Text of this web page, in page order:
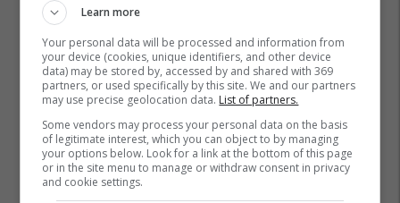
Learn more
Your personal data will be processed and information from
your device (cookies, unique identifiers, and other device
data) may be stored by, accessed by and shared with 369
partners, or used specifically by this site. We and our partners
may use precise geolocation data. List of partners.
Some vendors may process your personal data on the basis
of legitimate interest, which you can object to by managing
your options below. Look for a link at the bottom of this page
or in the site menu to manage or withdraw consent in privacy
and cookie settings.